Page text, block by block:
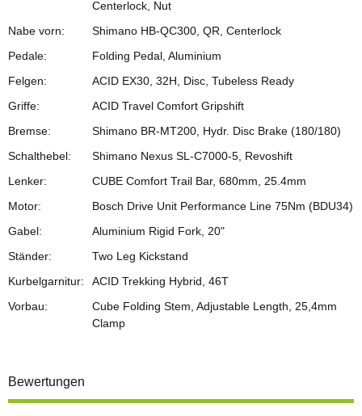
Centerlock, Nut
Nabe vorn:
Shimano HB-QC300, QR, Centerlock
Pedale:
Folding Pedal, Aluminium
Felgen:
ACID EX30, 32H, Disc, Tubeless Ready
Griffe:
ACID Travel Comfort Gripshift
Bremse:
Shimano BR-MT200, Hydr. Disc Brake (180/180)
Schalthebel:
Shimano Nexus SL-C7000-5, Revoshift
Lenker:
CUBE Comfort Trail Bar, 680mm, 25.4mm
Motor:
Bosch Drive Unit Performance Line 75Nm (BDU34)
Gabel:
Aluminium Rigid Fork, 20"
Ständer:
Two Leg Kickstand
Kurbelgarnitur:
ACID Trekking Hybrid, 46T
Vorbau:
Cube Folding Stem, Adjustable Length, 25,4mm
Clamp
Bewertungen